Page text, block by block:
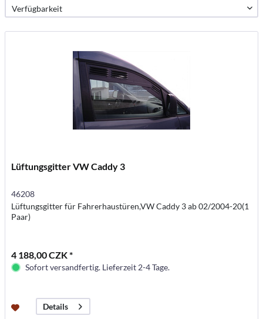
Lüftungsgitter VW Caddy 3
46208
Lüftungsgitter für Fahrerhaustüren,VW Caddy 3 ab 02/2004-20(1
Paar)
4 188,00 CZK *
Sofort versandfertig. Lieferzeit 2-4 Tage.
Details